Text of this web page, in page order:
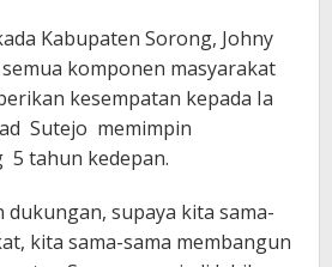
Kabupaten Sorong, Johny
komponen masyarakat
kesempatan kepada Ia
Sutejo memimpin
5 tahun kedepan.
dukungan, supaya kita sama-
kita sama-sama membangun